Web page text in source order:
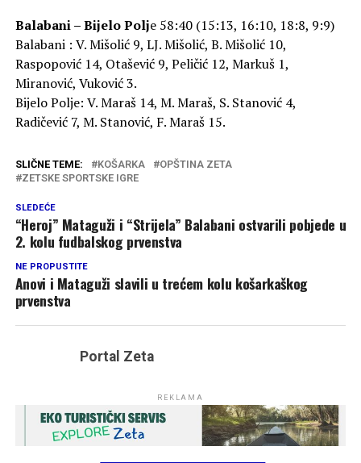
Balabani – Bijelo Polje 58:40 (15:13, 16:10, 18:8, 9:9)
Balabani : V. Mišolić 9, LJ. Mišolić, B. Mišolić 10,
Raspopović 14, Otašević 9, Peličić 12, Markuš 1,
Miranović, Vuković 3.
Bijelo Polje: V. Maraš 14, M. Maraš, S. Stanović 4,
Radičević 7, M. Stanović, F. Maraš 15.
SLIČNE TEME: KOŠARKA
OPŠTINA ZETA
ZETSKE SPORTSKE IGRE
SLEDEĆE
“Heroj” Mataguži i “Strijela” Balabani ostvarili pobjede u
2. kolu fudbalskog prvenstva
NE PROPUSTITE
Anovi i Mataguži slavili u trećem kolu košarkaškog
prvenstva
Portal Zeta
REKLAMA